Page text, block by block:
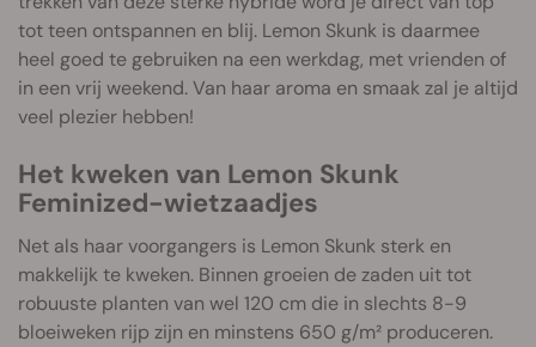
tot teen ontspannen en blij. Lemon Skunk is daarmee
heel goed te gebruiken na een werkdag, met vrienden of
in een vrij weekend. Van haar aroma en smaak zal je altijd
veel plezier hebben!
Het kweken van Lemon Skunk
Feminized-wietzaadjes
Net als haar voorgangers is Lemon Skunk sterk en
makkelijk te kweken. Binnen groeien de zaden uit tot
robuuste planten van wel 120 cm die in slechts 8-9
bloeiweken rijp zijn en minstens 650 g/m² produceren.